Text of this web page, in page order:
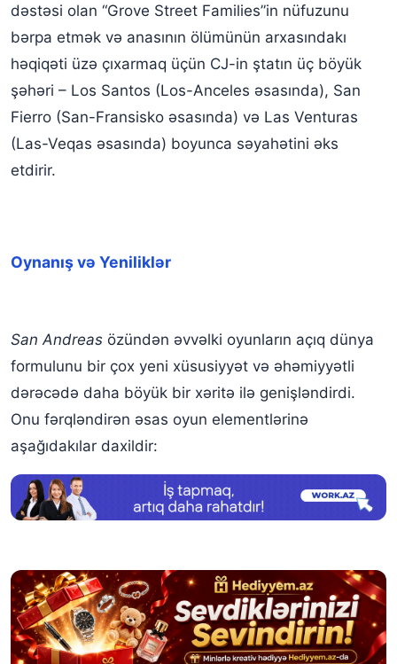
dəstəsi olan “Grove Street Families”in nüfuzunu
bərpa etmək və anasının ölümünün arxasındakı
həqiqəti üzə çıxarmaq üçün CJ-in ştatın üç böyük
şəhəri – Los Santos (Los-Anceles əsasında), San
Fierro (San-Fransisko əsasında) və Las Venturas
(Las-Veqas əsasında) boyunca səyahətini əks
etdirir.
Oynanış və Yeniliklər
San Andreas özündən əvvəlki oyunların açıq dünya
formulunu bir çox yeni xüsusiyyət və əhəmiyyətli
dərəcədə daha böyük bir xəritə ilə genişləndirdi.
Onu fərqləndirən əsas oyun elementlərinə
aşağıdakılar daxildir: